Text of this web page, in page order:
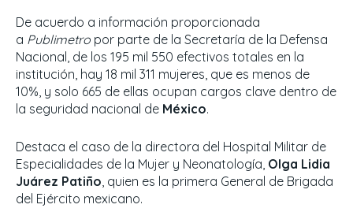
De acuerdo a información proporcionada
a Publimetro por parte de la Secretaría de la Defensa
Nacional, de los 195 mil 550 efectivos totales en la
institución, hay 18 mil 311 mujeres, que es menos de
10%, y solo 665 de ellas ocupan cargos clave dentro de
la seguridad nacional de México.
Destaca el caso de la directora del Hospital Militar de
Especialidades de la Mujer y Neonatología, Olga Lidia
Juárez Patiño , quien es la primera General de Brigada
del Ejército mexicano.